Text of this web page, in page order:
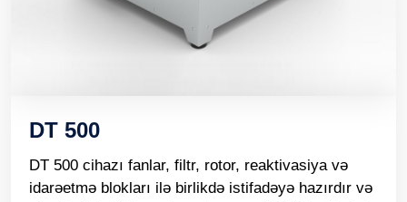
DT 500
DT 500 cihazı fanlar, filtr, rotor, reaktivasiya və
idarəetmə blokları ilə birlikdə istifadəyə hazırdır və